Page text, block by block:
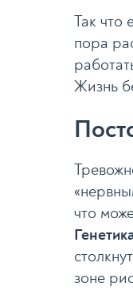
Так что
пора
Жизнь
что
зоне